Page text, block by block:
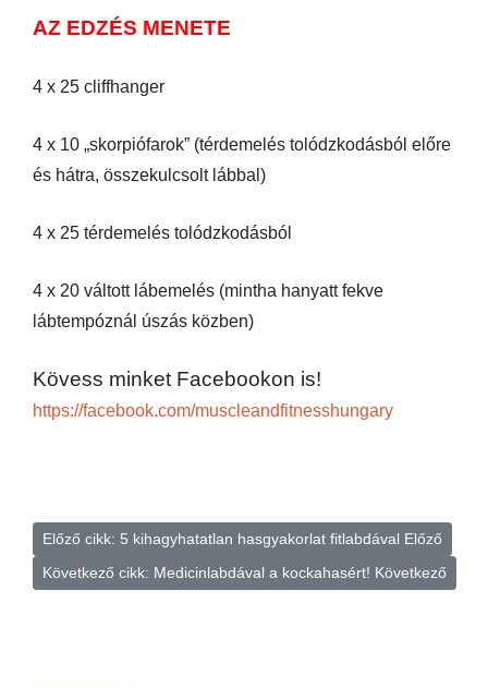
AZ EDZÉS MENETE
4 x 25 cliffhanger
4 x 10 „skorpiófarok” (térdemelés tolódzkodásból előre
és hátra, összekulcsolt lábbal)
4 x 25 térdemelés tolódzkodásból
4 x 20 váltott lábemelés (mintha hanyatt fekve
lábtempóznál úszás közben)
Kövess minket Facebookon is!
https://facebook.com/muscleandfitnesshungary
Előző cikk: 5 kihagyhatatlan hasgyakorlat fitlabdával Előző
Következő cikk: Medicinlabdával a kockahasért! Következő